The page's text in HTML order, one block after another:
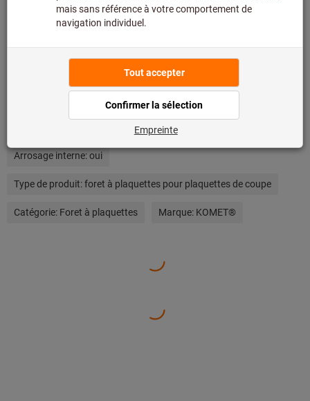
Détails du produit
Description
Autres critères de recherche et catégories
Arrosage interne:oui
Type de produit:foret à plaquettes pour plaquettes de coupe
Catégorie: Foret à plaquettes Marque: KOMET®